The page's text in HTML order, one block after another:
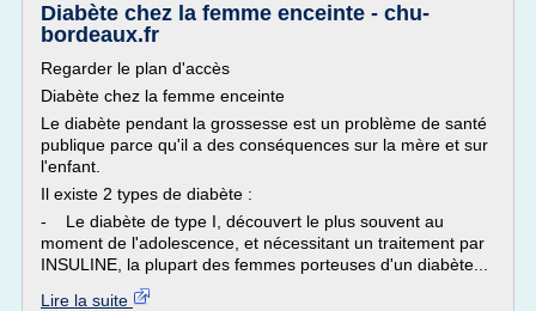
Diabète chez la femme enceinte - chu-
bordeaux.fr
Regarder le plan d'accès
Diabète chez la femme enceinte
Le diabète pendant la grossesse est un problème de santé
publique parce qu'il a des conséquences sur la mère et sur
l'enfant.
Il existe 2 types de diabète :
- Le diabète de type I, découvert le plus souvent au
moment de l'adolescence, et nécessitant un traitement par
INSULINE, la plupart des femmes porteuses d'un diabète...
Lire la suite